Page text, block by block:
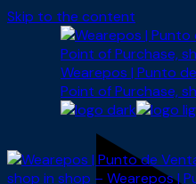
Skip to the content